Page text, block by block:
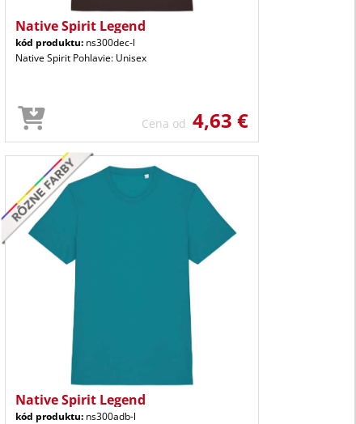
Native Spirit Legend
kód produktu: ns300dec-l
Native Spirit Pohlavie: Unisex
Cena od 4,63 €
Native Spirit Legend
kód produktu: ns300adb-l